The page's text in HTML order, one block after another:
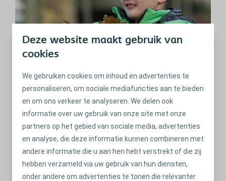
Deze website maakt gebruik van
cookies
We gebruiken cookies om inhoud en advertenties te
personaliseren, om sociale mediafuncties aan te bieden
en om ons verkeer te analyseren. We delen ook
informatie over uw gebruik van onze site met onze
partners op het gebied van sociale media, advertenties
en analyse, die deze informatie kunnen combineren met
andere informatie die u aan hen hebt verstrekt of die zij
hebben verzameld via uw gebruik van hun diensten,
onder andere om advertenties te tonen die relevanter
Reistips
Lees de reistips zodat u samen met uw gezin kunt genieten
van een tijdje weg van huis, zonder zich al te veel zorgen te
maken over darmklachten.